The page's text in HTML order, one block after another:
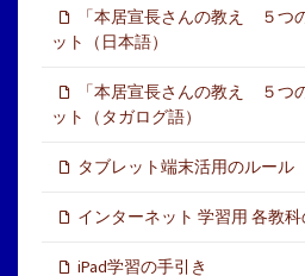
「本居宣長さんの教え ５つ
ット（日本語）
「本居宣長さんの教え ５つ
ット（タガログ語）
タブレット端末活用のルール
インターネット 学習用 各教
iPad学習の手引き